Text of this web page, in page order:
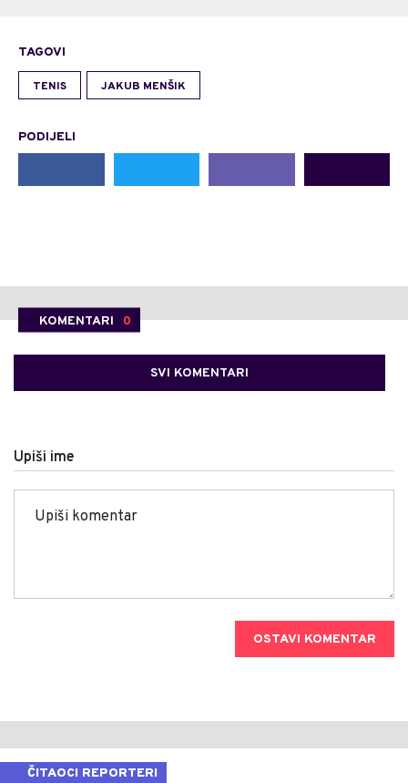
TAGOVI
TENIS JAKUB MENŠIK
PODIJELI
KOMENTARI 0
SVI KOMENTARI
Upiši ime
OSTAVI KOMENTAR
ČITAOCI REPORTERI